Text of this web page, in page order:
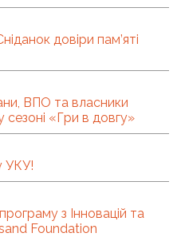
довіри пам’яті
ВПО та власники
сезоні «Гри в довгу»
УКУ!
з Інновацій та
Foundation